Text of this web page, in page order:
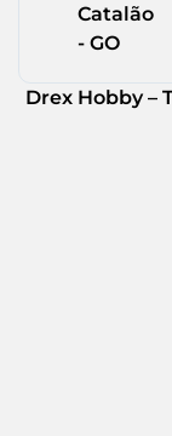
Catalão
- GO
Drex Hobby –